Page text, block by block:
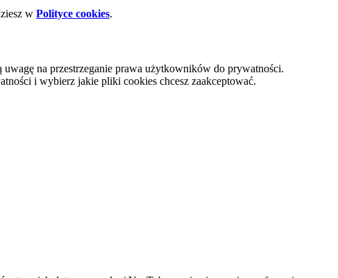
w Polityce cookies.
na przestrzeganie prawa użytkowników do prywatności.
i wybierz jakie pliki cookies chcesz zaakceptować.